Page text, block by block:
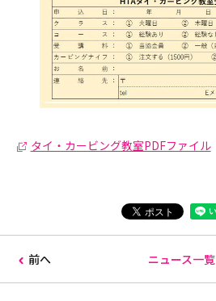
タイ・カービング教室PDFファイル
前へ ニュース一覧